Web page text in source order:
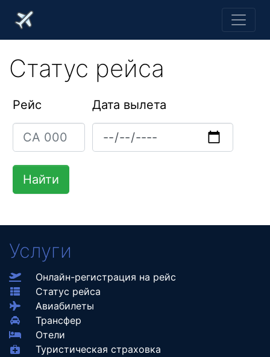
Статус рейса
Рейс Дата вылета
Услуги
Онлайн-регистрация на рейс
Статус рейса
Авиабилеты
Трансфер
Отели
Туристическая страховка